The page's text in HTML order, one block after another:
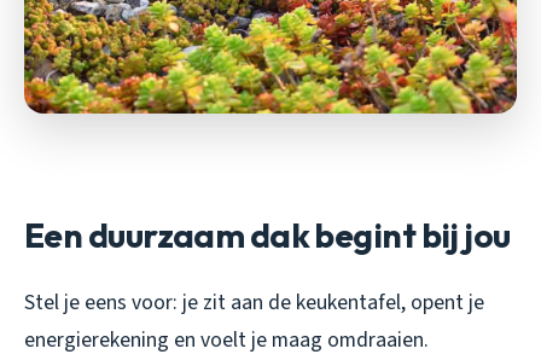
Een duurzaam dak begint bij jou
Stel je eens voor: je zit aan de keukentafel, opent je
energierekening en voelt je maag omdraaien.